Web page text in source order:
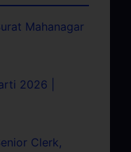
Mahanagar
2026 |
Clerk,